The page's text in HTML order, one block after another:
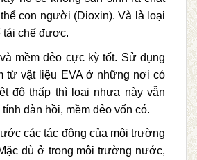
con người (Dioxin). Và là loại
tái chế được.
mềm dẻo cực kỳ tốt. Sử dụng
từ vật liệu EVA ở những nơi có
độ thấp thì loại nhựa này vẫn
đàn hồi, mềm dẻo vốn có.
các tác động của môi trường
dù ở trong môi trường nước,